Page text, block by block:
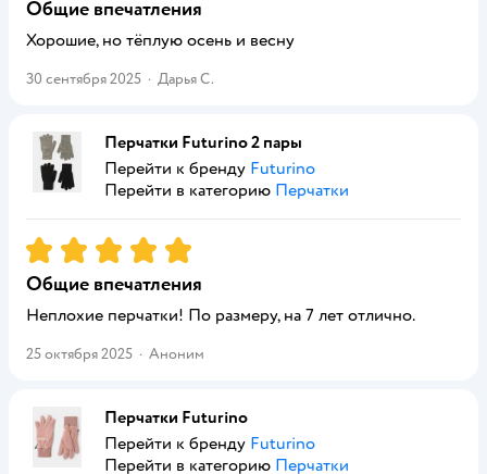
Общие впечатления
Хорошие, но тёплую осень и весну
30 сентября 2025 · Дарья С.
Перчатки Futurino 2 пары
Перейти к бренду Futurino
Перейти в категорию Перчатки
Рейтинг:5
Общие впечатления
Неплохие перчатки! По размеру, на 7 лет отлично.
25 октября 2025 · Аноним
Перчатки Futurino
Перейти к бренду Futurino
Перейти в категорию Перчатки